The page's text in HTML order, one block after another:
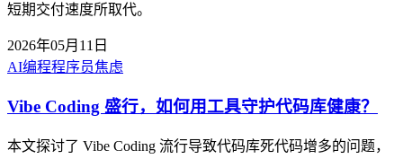
短期交付速度所取代。
2026年05月11日
AI编程程序员焦虑
Vibe Coding 盛行，如何用工具守护代码库健康？
本文探讨了 Vibe Coding 流行导致代码库死代码增多的问题，